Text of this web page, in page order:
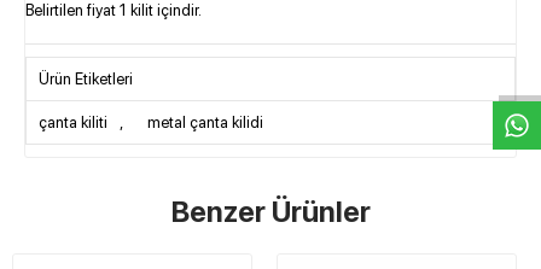
W
h
t
s
a
p
p
D
e
s
e
H
a
t
t
Belirtilen fiyat 1 kilit içindir.
Ürün Etiketleri
çanta kiliti , metal çanta kilidi
Benzer Ürünler